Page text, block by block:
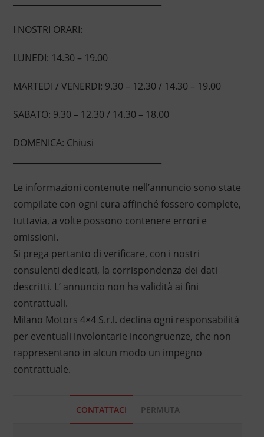
I NOSTRI ORARI:
LUNEDI: 14.30 – 19.00
MARTEDI / VENERDI: 9.30 – 12.30 / 14.30 – 19.00
SABATO: 9.30 – 12.30 / 14.30 – 18.00
DOMENICA: Chiusi
Le informazioni contenute nell’annuncio sono state
compilate con ogni cura affinché fossero complete,
tuttavia, a volte possono contenere errori e
omissioni.
Si prega pertanto di verificare, con i nostri
consulenti dedicati, la corrispondenza dei dati
descritti. L’ annuncio non ha validità ai fini
contrattuali.
Milano Motors 4×4 S.r.l. declina ogni responsabilità
per eventuali involontarie incongruenze, che non
rappresentano in alcun modo un impegno
contrattuale.
CONTATTACI PERMUTA